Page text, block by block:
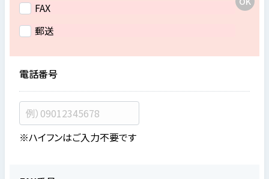
FAX
郵送
電話番号
※ハイフンはご入力不要です